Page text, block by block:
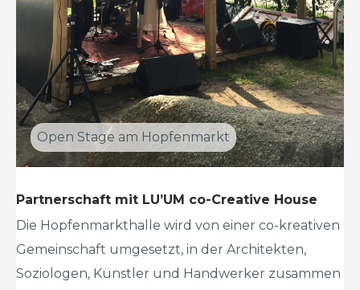
Open Stage am Hopfenmarkt
Partnerschaft mit LU’UM co-Creative House
Die Hopfenmarkthalle wird von einer co-kreativen
Gemeinschaft umgesetzt, in der Architekten,
Soziologen, Künstler und Handwerker zusammen